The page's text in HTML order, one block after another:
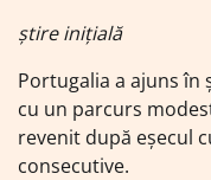
știre inițială
Portugalia a ajuns în
cu un parcurs
revenit după eșecul
consecutive.